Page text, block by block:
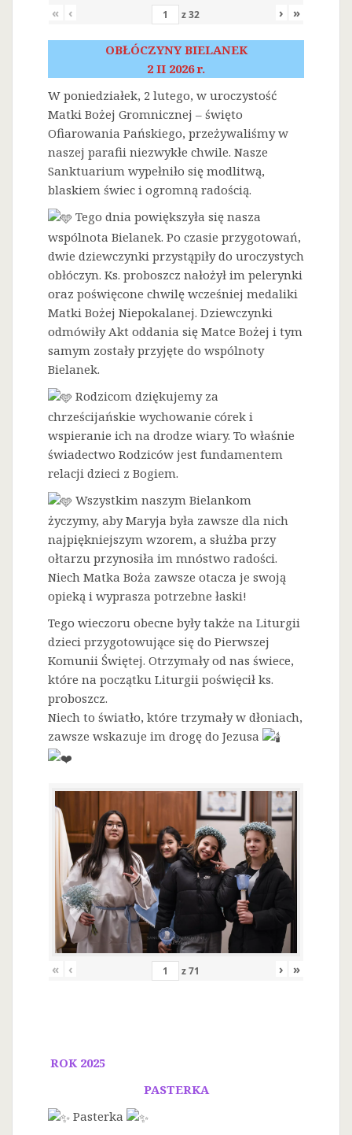
« ‹ z32 › »
OBŁÓCZYNY BIELANEK
2 II 2026 r.
W poniedziałek, 2 lutego, w uroczystość
Matki Bożej Gromnicznej – święto
Ofiarowania Pańskiego, przeżywaliśmy w
naszej parafii niezwykłe chwile. Nasze
Sanktuarium wypełniło się modlitwą,
blaskiem świec i ogromną radością.
Tego dnia powiększyła się nasza
wspólnota Bielanek. Po czasie przygotowań,
dwie dziewczynki przystąpiły do uroczystych
obłóczyn. Ks. proboszcz nałożył im pelerynki
oraz poświęcone chwilę wcześniej medaliki
Matki Bożej Niepokalanej. Dziewczynki
odmówiły Akt oddania się Matce Bożej i tym
samym zostały przyjęte do wspólnoty
Bielanek.
Rodzicom dziękujemy za
chrześcijańskie wychowanie córek i
wspieranie ich na drodze wiary. To właśnie
świadectwo Rodziców jest fundamentem
relacji dzieci z Bogiem.
Wszystkim naszym Bielankom
życzymy, aby Maryja była zawsze dla nich
najpiękniejszym wzorem, a służba przy
ołtarzu przynosiła im mnóstwo radości.
Niech Matka Boża zawsze otacza je swoją
opieką i wyprasza potrzebne łaski!
Tego wieczoru obecne były także na Liturgii
dzieci przygotowujące się do Pierwszej
Komunii Świętej. Otrzymały od nas świece,
które na początku Liturgii poświęcił ks.
proboszcz.
Niech to światło, które trzymały w dłoniach,
zawsze wskazuje im drogę do Jezusa
« ‹ z71 › »
ROK 2025
PASTERKA
Pasterka